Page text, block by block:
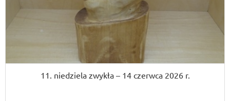
11. niedziela zwykła – 14 czerwca 2026 r.